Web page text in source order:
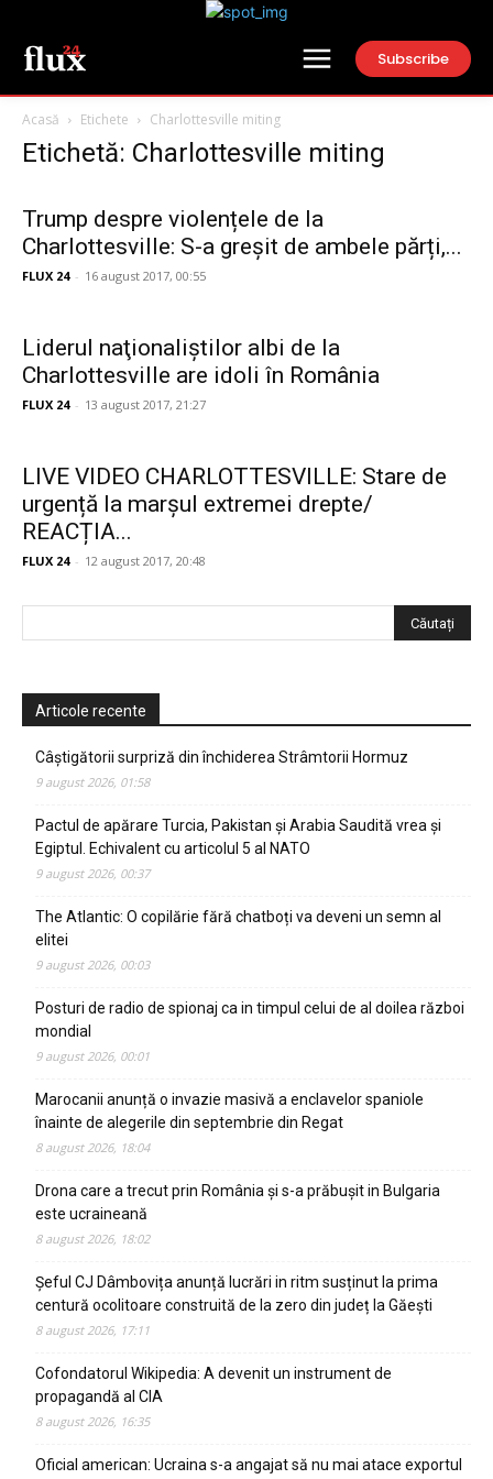
Subscribe
Acasă Etichete Charlottesville miting
Etichetă: Charlottesville miting
Trump despre violențele de la
Charlottesville: S-a greșit de ambele părți,...
FLUX 24 - 16 august 2017, 00:55
Liderul naţionaliştilor albi de la
Charlottesville are idoli în România
FLUX 24 - 13 august 2017, 21:27
LIVE VIDEO CHARLOTTESVILLE: Stare de
urgență la marșul extremei drepte/
REACȚIA...
FLUX 24 - 12 august 2017, 20:48
Articole recente
Câștigătorii surpriză din închiderea Strâmtorii Hormuz
9 august 2026, 01:58
Pactul de apărare Turcia, Pakistan și Arabia Saudită vrea și
Egiptul. Echivalent cu articolul 5 al NATO
9 august 2026, 00:37
The Atlantic: O copilărie fără chatboți va deveni un semn al
elitei
9 august 2026, 00:03
Posturi de radio de spionaj ca in timpul celui de al doilea război
mondial
9 august 2026, 00:01
Marocanii anunță o invazie masivă a enclavelor spaniole
înainte de alegerile din septembrie din Regat
8 august 2026, 18:04
Drona care a trecut prin România și s-a prăbușit in Bulgaria
este ucraineană
8 august 2026, 18:02
Șeful CJ Dâmbovița anunță lucrări in ritm susținut la prima
centură ocolitoare construită de la zero din județ la Găești
8 august 2026, 17:11
Cofondatorul Wikipedia: A devenit un instrument de
propagandă al CIA
8 august 2026, 16:35
Oficial american: Ucraina s-a angajat să nu mai atace exportul